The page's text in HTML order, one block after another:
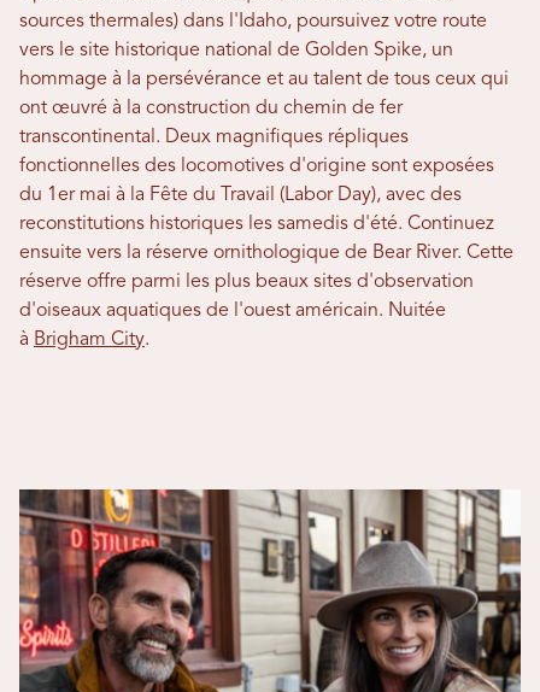
sources thermales) dans l'Idaho, poursuivez votre route
vers le site historique national de Golden Spike, un
hommage à la persévérance et au talent de tous ceux qui
ont œuvré à la construction du chemin de fer
transcontinental. Deux magnifiques répliques
fonctionnelles des locomotives d'origine sont exposées
du 1er mai à la Fête du Travail (Labor Day), avec des
reconstitutions historiques les samedis d'été. Continuez
ensuite vers la réserve ornithologique de Bear River. Cette
réserve offre parmi les plus beaux sites d'observation
d'oiseaux aquatiques de l'ouest américain. Nuitée
à Brigham City.